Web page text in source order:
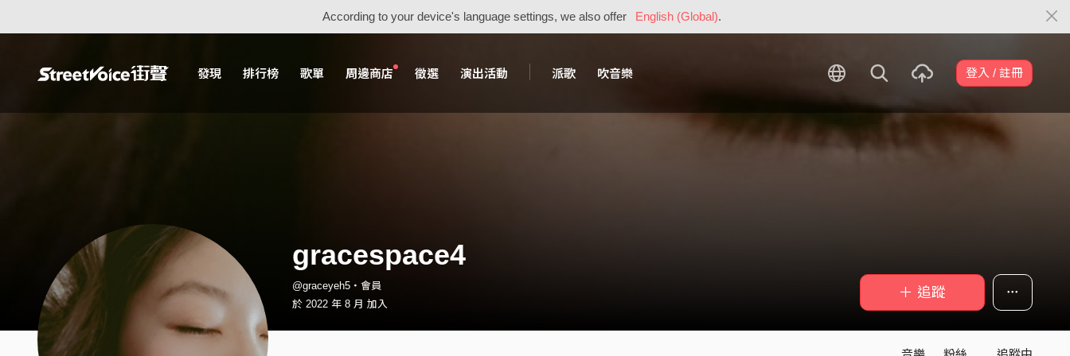
According to your device's language settings, we also offer English (Global).
發現 排行榜 歌單 周邊商店 徵選 演出活動 派歌 吹音樂 登入 / 註冊
gracespace4
@graceyeh5・會員
於 2022 年 8 月 加入
＋ 追蹤